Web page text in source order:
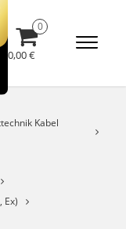
0,00 €
Kabel
Ex)